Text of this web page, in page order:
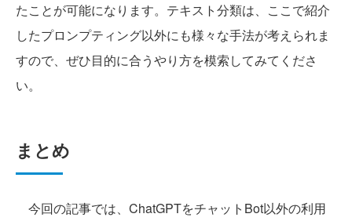
たことが可能になります。テキスト分類は、ここで紹介
したプロンプティング以外にも様々な手法が考えられま
すので、ぜひ目的に合うやり方を模索してみてくださ
い。
まとめ
今回の記事では、ChatGPTをチャットBot以外の利用